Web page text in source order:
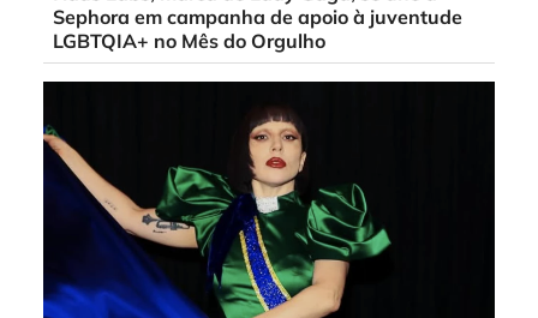
Sephora em campanha de apoio à juventude
LGBTQIA+ no Mês do Orgulho